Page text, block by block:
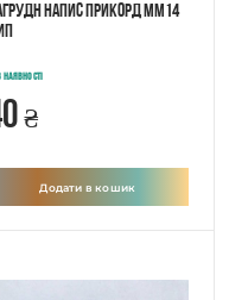
напис Прикорд ММ14
наявності
₴
Додати в кошик